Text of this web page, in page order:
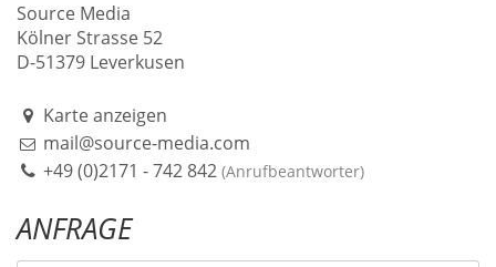
Source Media
Kölner Strasse 52
D-51379 Leverkusen
Karte anzeigen
mail@source-media.com
+49 (0)2171 - 742 842 (Anrufbeantworter)
ANFRAGE